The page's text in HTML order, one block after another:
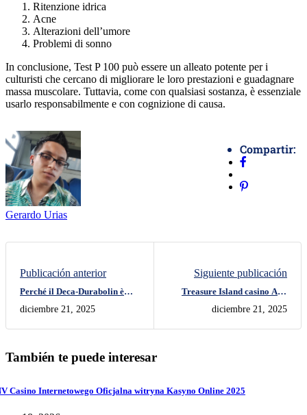
Ritenzione idrica
Acne
Alterazioni dell’umore
Problemi di sonno
In conclusione, Test P 100 può essere un alleato potente per i
culturisti che cercano di migliorare le loro prestazioni e guadagnare
massa muscolare. Tuttavia, come con qualsiasi sostanza, è essenziale
usarlo responsabilmente e con cognizione di causa.
Compartir:
Gerardo Urias
Publicación anterior
Perché il Deca-Durabolin è
diciembre 21, 2025
Siguiente publicación
Treasure Island casino Abu
online
diciembre 21, 2025
También te puede interesar
Casino Internetowego Oficjalna witryna Kasyno Online 2025